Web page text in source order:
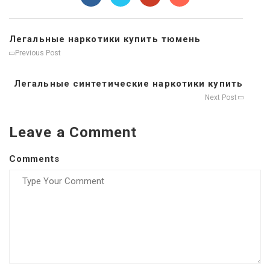
Легальные наркотики купить тюмень
Previous Post
Легальные синтетические наркотики купить
Next Post
Leave a Comment
Comments